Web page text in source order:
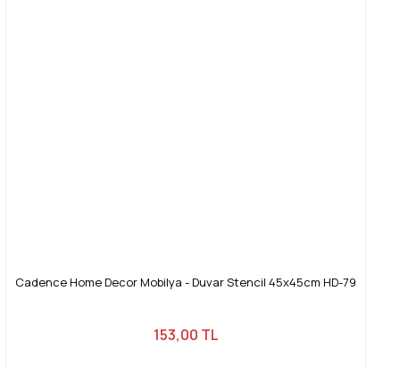
Cadence Home Decor Mobilya - Duvar Stencil 45x45cm HD-79
153,00 TL